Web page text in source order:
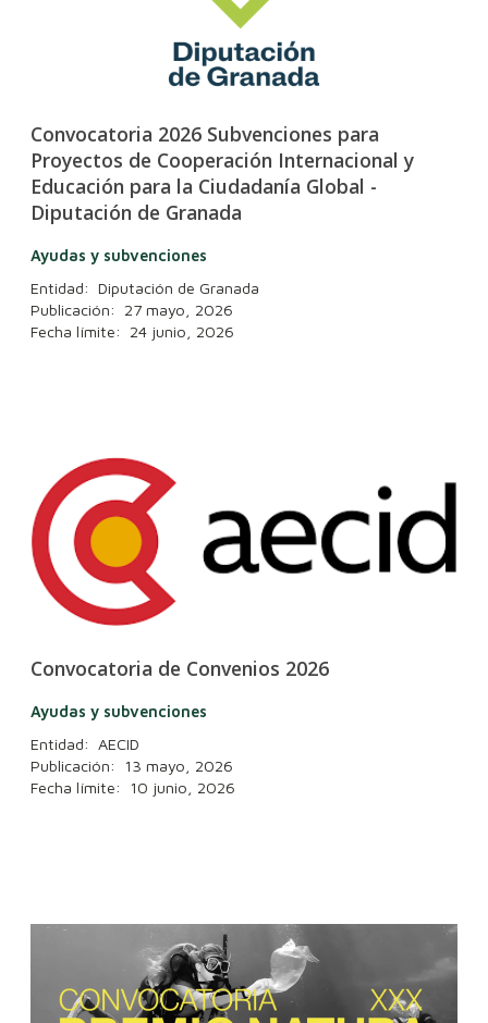
Convocatoria 2026 Subvenciones para
Proyectos de Cooperación Internacional y
Educación para la Ciudadanía Global -
Diputación de Granada
Ayudas y subvenciones
Entidad: Diputación de Granada
Publicación: 27 mayo, 2026
Fecha límite: 24 junio, 2026
Convocatoria de Convenios 2026
Ayudas y subvenciones
Entidad: AECID
Publicación: 13 mayo, 2026
Fecha límite: 10 junio, 2026